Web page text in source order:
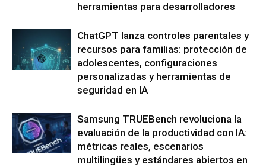
herramientas para desarrolladores
ChatGPT lanza controles parentales y
recursos para familias: protección de
adolescentes, configuraciones
personalizadas y herramientas de
seguridad en IA
Samsung TRUEBench revoluciona la
evaluación de la productividad con IA:
métricas reales, escenarios
multilingües y estándares abiertos en